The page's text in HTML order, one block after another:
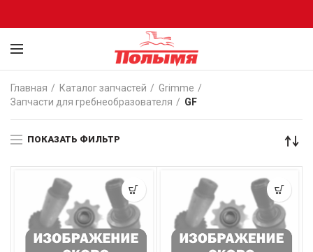
Главная Каталог запчастей
Grimme
Запчасти для гребнеобразователя
GF
ПОКАЗАТЬ ФИЛЬТР